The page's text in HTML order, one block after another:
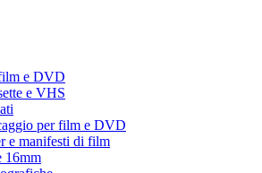
e DVD
e VHS
per film e DVD
e manifesti di film
16mm